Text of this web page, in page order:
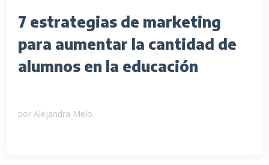
7 estrategias de marketing
para aumentar la cantidad de
alumnos en la educación
porAlejandra Melo